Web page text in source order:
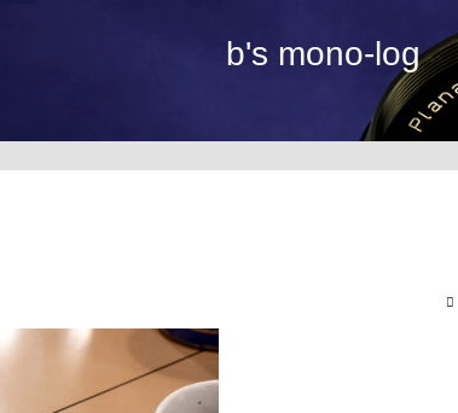
b's mono-log